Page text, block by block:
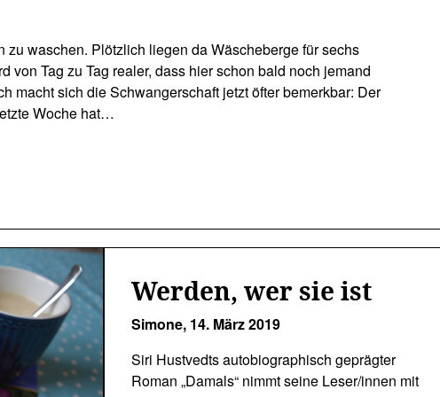
zu waschen. Plötzlich liegen da Wäscheberge für sechs
von Tag zu Tag realer, dass hier schon bald noch jemand
macht sich die Schwangerschaft jetzt öfter bemerkbar: Der
Woche hat…
Werden, wer sie ist
Simone, 14. März 2019
Siri Hustvedts autobiographisch geprägter
Roman „Damals“ nimmt seine Leser/innen mit